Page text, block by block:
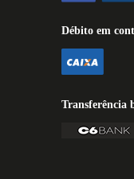
Débito em
Transferência